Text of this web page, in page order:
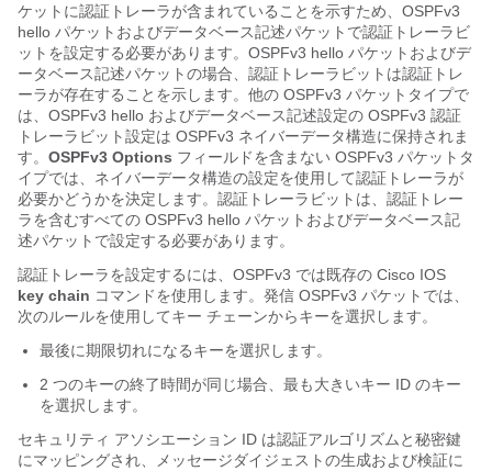
ケットに認証トレーラが含まれていることを示すため、OSPFv3
hello パケットおよびデータベース記述パケットで認証トレーラビ
ットを設定する必要があります。OSPFv3 hello パケットおよびデ
ータベース記述パケットの場合、認証トレーラビットは認証トレ
ーラが存在することを示します。他の OSPFv3 パケットタイプで
は、OSPFv3 hello およびデータベース記述設定の OSPFv3 認証
トレーラビット設定は OSPFv3 ネイバーデータ構造に保持されま
す。 OSPFv3 Options フィールドを含まない OSPFv3 パケットタ
イプでは、ネイバーデータ構造の設定を使用して認証トレーラが
必要かどうかを決定します。認証トレーラビットは、認証トレー
ラを含むすべての OSPFv3 hello パケットおよびデータベース記
述パケットで設定する必要があります。
認証トレーラを設定するには、OSPFv3 では既存の Cisco IOS
key chain コマンドを使用します。発信 OSPFv3 パケットでは、
次のルールを使用してキー チェーンからキーを選択します。
最後に期限切れになるキーを選択します。
2 つのキーの終了時間が同じ場合、最も大きいキー ID のキー
を選択します。
セキュリティ アソシエーション ID は認証アルゴリズムと秘密鍵
にマッピングされ、メッセージダイジェストの生成および検証に